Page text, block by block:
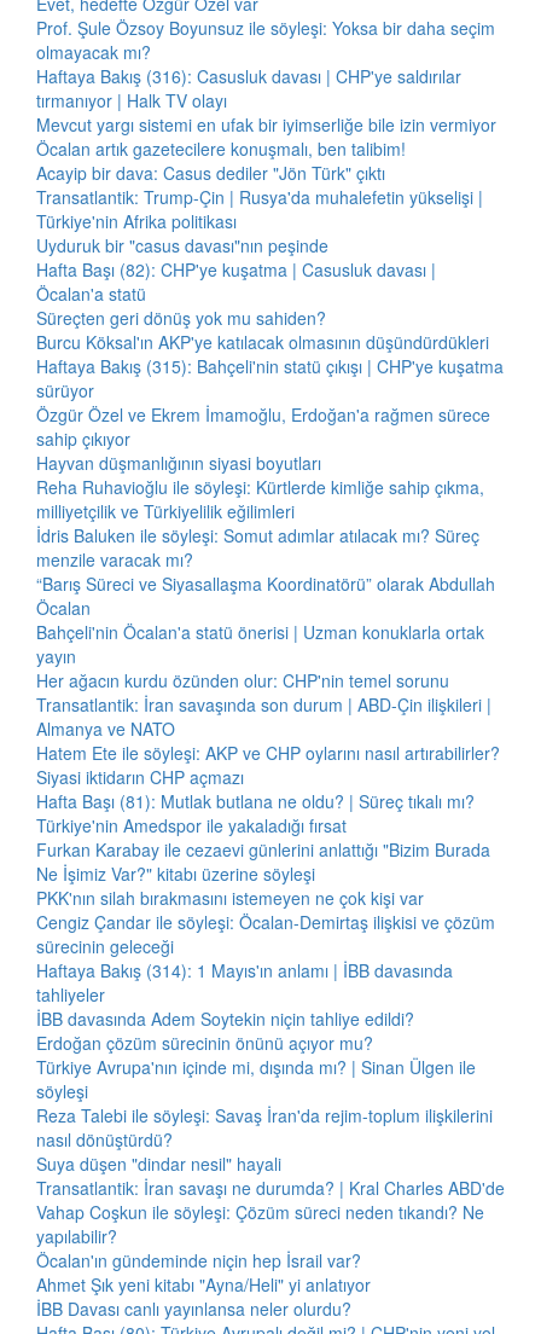
Prof. Şule Özsoy Boyunsuz ile söyleşi: Yoksa bir daha seçim
olmayacak mı?
Haftaya Bakış (316): Casusluk davası | CHP'ye saldırılar
tırmanıyor | Halk TV olayı
Mevcut yargı sistemi en ufak bir iyimserliğe bile izin vermiyor
Öcalan artık gazetecilere konuşmalı, ben talibim!
Acayip bir dava: Casus dediler "Jön Türk" çıktı
Transatlantik: Trump-Çin | Rusya'da muhalefetin yükselişi |
Türkiye'nin Afrika politikası
Uyduruk bir "casus davası"nın peşinde
Hafta Başı (82): CHP'ye kuşatma | Casusluk davası |
Öcalan'a statü
Süreçten geri dönüş yok mu sahiden?
Burcu Köksal'ın AKP'ye katılacak olmasının düşündürdükleri
Haftaya Bakış (315): Bahçeli'nin statü çıkışı | CHP'ye kuşatma
sürüyor
Özgür Özel ve Ekrem İmamoğlu, Erdoğan'a rağmen sürece
sahip çıkıyor
Hayvan düşmanlığının siyasi boyutları
Reha Ruhavioğlu ile söyleşi: Kürtlerde kimliğe sahip çıkma,
milliyetçilik ve Türkiyelilik eğilimleri
İdris Baluken ile söyleşi: Somut adımlar atılacak mı? Süreç
menzile varacak mı?
“Barış Süreci ve Siyasallaşma Koordinatörü” olarak Abdullah
Öcalan
Bahçeli'nin Öcalan'a statü önerisi | Uzman konuklarla ortak
yayın
Her ağacın kurdu özünden olur: CHP'nin temel sorunu
Transatlantik: İran savaşında son durum | ABD-Çin ilişkileri |
Almanya ve NATO
Hatem Ete ile söyleşi: AKP ve CHP oylarını nasıl artırabilirler?
Siyasi iktidarın CHP açmazı
Hafta Başı (81): Mutlak butlana ne oldu? | Süreç tıkalı mı?
Türkiye'nin Amedspor ile yakaladığı fırsat
Furkan Karabay ile cezaevi günlerini anlattığı "Bizim Burada
Ne İşimiz Var?" kitabı üzerine söyleşi
PKK'nın silah bırakmasını istemeyen ne çok kişi var
Cengiz Çandar ile söyleşi: Öcalan-Demirtaş ilişkisi ve çözüm
sürecinin geleceği
Haftaya Bakış (314): 1 Mayıs'ın anlamı | İBB davasında
tahliyeler
İBB davasında Adem Soytekin niçin tahliye edildi?
Erdoğan çözüm sürecinin önünü açıyor mu?
Türkiye Avrupa'nın içinde mi, dışında mı? | Sinan Ülgen ile
söyleşi
Reza Talebi ile söyleşi: Savaş İran'da rejim-toplum ilişkilerini
nasıl dönüştürdü?
Suya düşen "dindar nesil" hayali
Transatlantik: İran savaşı ne durumda? | Kral Charles ABD'de
Vahap Coşkun ile söyleşi: Çözüm süreci neden tıkandı? Ne
yapılabilir?
Öcalan'ın gündeminde niçin hep İsrail var?
Ahmet Şık yeni kitabı "Ayna/Heli" yi anlatıyor
İBB Davası canlı yayınlansa neler olurdu?